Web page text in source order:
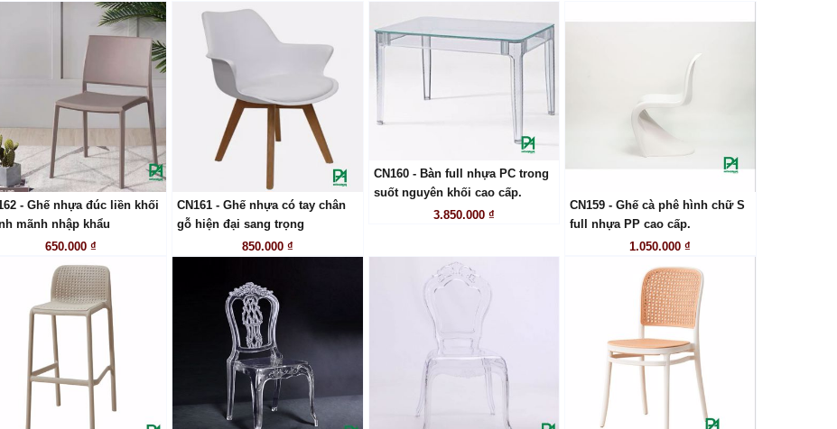
LIÊN HỆ
- Ghế nhựa đúc liền khối
mãnh nhập khẩu
650.000 ₫
LIÊN HỆ
CN161 - Ghế nhựa có tay chân
gỗ hiện đại sang trọng
850.000 ₫
LIÊN HỆ
CN160 - Bàn full nhựa PC trong
suốt nguyên khối cao cấp.
3.850.000 ₫
LIÊN HỆ
CN159 - Ghế cà phê hình chữ S
full nhựa PP cao cấp.
1.050.000 ₫